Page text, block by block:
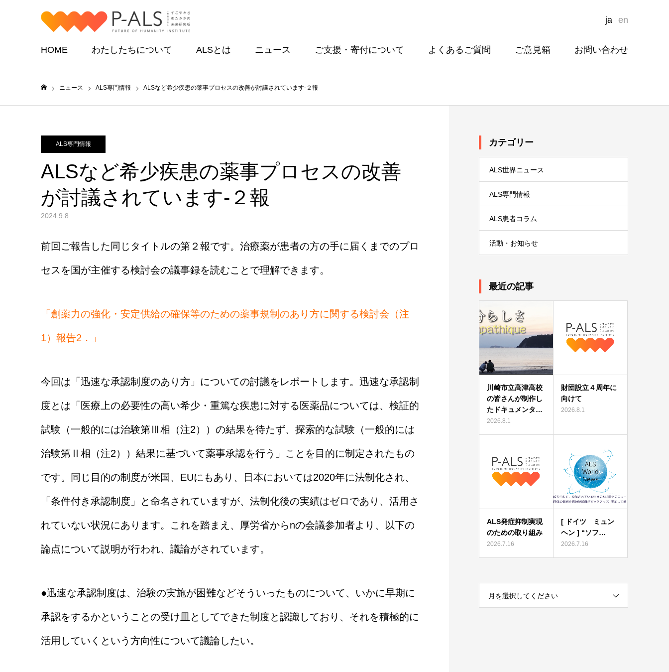
HOME わたしたちについて ALSとは ニュース ご支援・寄付について よくあるご質問 ご意見箱 お問い合わせ
ja en
ニュース ALS専門情報 ALSなど希少疾患の薬事プロセスの改善が討議されています‐２報
ALS専門情報
ALSなど希少疾患の薬事プロセスの改善
が討議されています‐２報
2024.9.8
前回ご報告した同じタイトルの第２報です。治療薬が患者の方の手に届くまでのプロ
セスを国が主催する検討会の議事録を読むことで理解できます。
「創薬力の強化・安定供給の確保等のための薬事規制のあり方に関する検討会（注
1）報告2．」
今回は「迅速な承認制度のあり方」についての討議をレポートします。迅速な承認制
度とは「医療上の必要性の高い希少・重篤な疾患に対する医薬品については、検証的
試験（一般的には治験第Ⅲ相（注2））の結果を待たず、探索的な試験（一般的には
治験第Ⅱ相（注2））結果に基づいて薬事承認を行う」ことを目的に制定されたもの
です。同じ目的の制度が米国、EUにもあり、日本においては2020年に法制化され、
「条件付き承認制度」と命名されていますが、法制化後の実績はゼロであり、活用さ
れていない状況にあります。これを踏まえ、厚労省からnの会議参加者より、以下の
論点について説明が行われ、議論がされています。
●迅速な承認制度は、治験の実施が困難などそういったものについて、いかに早期に
承認をするかということの受け皿としてできた制度と認識しており、それを積極的に
活用していくという方向性について議論したい。
カテゴリー
ALS世界ニュース
ALS専門情報
ALS患者コラム
活動・お知らせ
最近の記事
川崎市立高津高校
の皆さんが制作し
たドキュメンタ…
2026.8.1
財団設立４周年に
向けて
2026.8.1
ALS発症抑制実現
のための取り組み
2026.7.16
[ ドイツ ミュン
ヘン ] “ソフ…
2026.7.16
月を選択してください